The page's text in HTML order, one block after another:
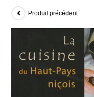
Produit précédent